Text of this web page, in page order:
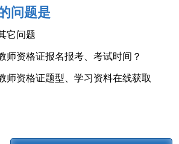
问题是
师资格证各班型及费用？
它问题
师资格证报名报考、考试时间？
师资格证题型、学习资料在线获取